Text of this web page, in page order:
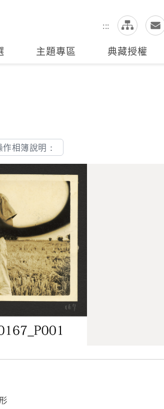
:::
全站搜尋
主題專區 典藏授權
相簿說明：